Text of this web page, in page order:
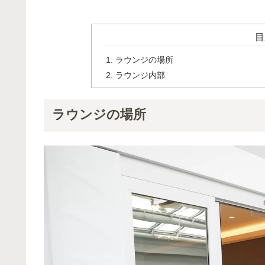
ラウンジの場所
ラウンジ内部
ラウンジの場所